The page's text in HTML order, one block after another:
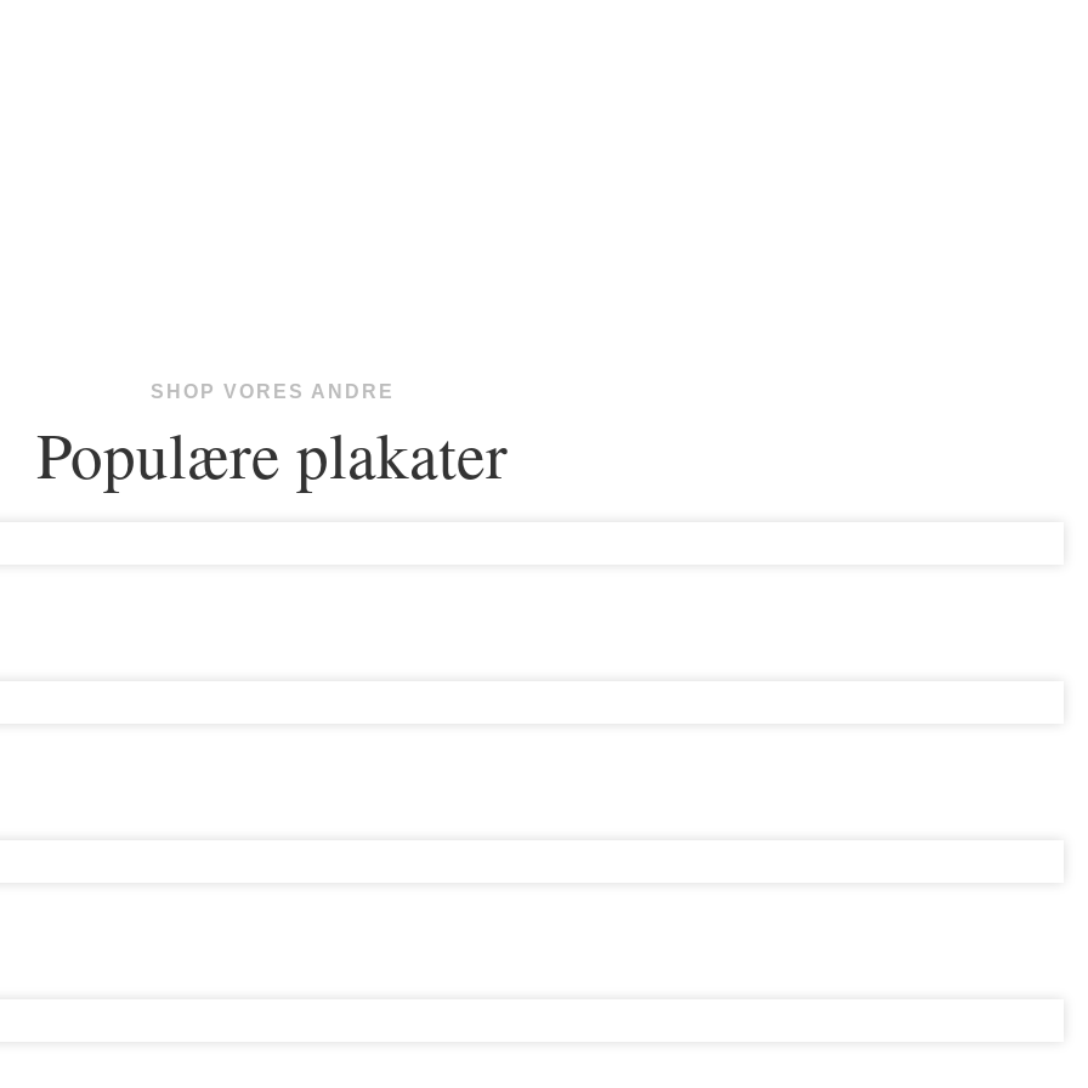
SHOP VORES ANDRE
Populære plakater